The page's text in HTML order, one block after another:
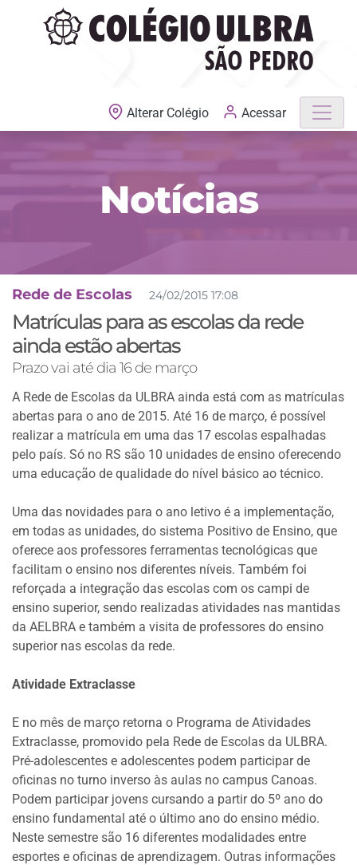
MATRÍCULAS ABERTAS
Alterar Colégio Acessar
Notícias
Rede de Escolas 24/02/2015 17:08
Matrículas para as escolas da rede
ainda estão abertas
Prazo vai até dia 16 de março
A Rede de Escolas da ULBRA ainda está com as matrículas
abertas para o ano de 2015. Até 16 de março, é possível
realizar a matrícula em uma das 17 escolas espalhadas
pelo país. Só no RS são 10 unidades de ensino oferecendo
uma educação de qualidade do nível básico ao técnico.
Uma das novidades para o ano letivo é a implementação,
em todas as unidades, do sistema Positivo de Ensino, que
oferece aos professores ferramentas tecnológicas que
facilitam o ensino nos diferentes níveis. Também foi
reforçada a integração das escolas com os campi de
ensino superior, sendo realizadas atividades nas mantidas
da AELBRA e também a visita de professores do ensino
superior nas escolas da rede.
Atividade Extraclasse
E no mês de março retorna o Programa de Atividades
Extraclasse, promovido pela Rede de Escolas da ULBRA.
Pré-adolescentes e adolescentes podem participar de
oficinas no turno inverso às aulas no campus Canoas.
Podem participar jovens cursando a partir do 5º ano do
ensino fundamental até o último ano do ensino médio.
Neste semestre são 16 diferentes modalidades entre
esportes e oficinas de aprendizagem. Outras informações